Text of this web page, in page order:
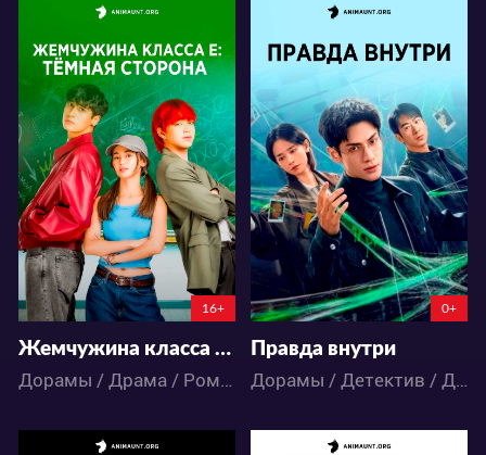
28972
71 41
16+
Жемчужина класса Е: Темная сторона
Дорамы / Драма / Романтика / Школа
14627
29 9
0+
Правда внутри
Дорамы / Детектив / Драма / Триллер